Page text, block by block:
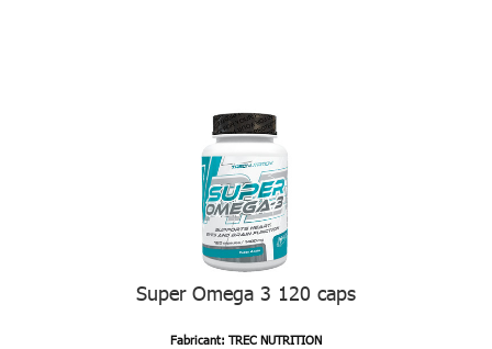
Super Omega 3 120 caps
Fabricant: TREC NUTRITION